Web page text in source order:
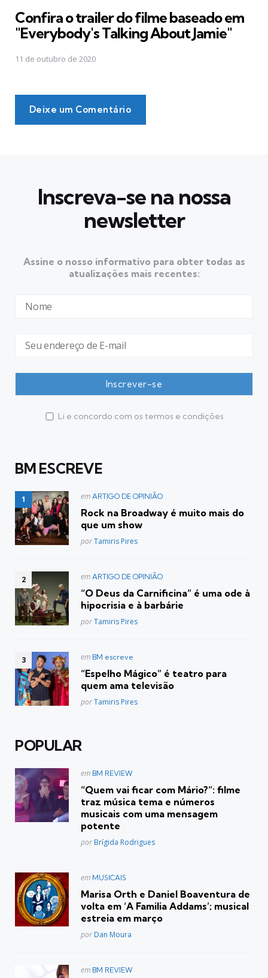
Confira o trailer do filme baseado em
"Everybody's Talking About Jamie"
11 de outubro de 2020
Deixe um Comentário
Inscreva-se na nossa
newsletter
Assine o nosso informativo para obter todas as
atualizações mais recentes:
Li e concordo com os termos e condições
BM ESCREVE
Postado
em ARTIGO DE OPINIÃO
Rock na Broadway é muito mais do
que um show
Posted
porTamiris Pires
Postado
em ARTIGO DE OPINIÃO
“O Deus da Carnificina” é uma ode à
hipocrisia e à barbárie
Posted
porTamiris Pires
Postado
em BM escreve
“Espelho Mágico” é teatro para
quem ama televisão
Posted
porTamiris Pires
POPULAR
Postado
em BM REVIEW
“Quem vai ficar com Mário?”: filme
traz música tema e números
musicais com uma mensagem
potente
Posted
por Brígida Rodrigues
Postado
em MUSICAIS
Marisa Orth e Daniel Boaventura de
volta em ‘A Familia Addams’; musical
estreia em março
Posted
por Dan Moura
Postado
em BM REVIEW